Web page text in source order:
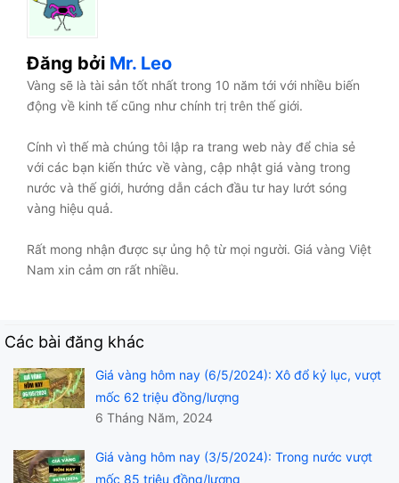
Đăng bởi Mr. Leo
Vàng sẽ là tài sản tốt nhất trong 10 năm tới với nhiều biến
động về kinh tế cũng như chính trị trên thế giới.
Cính vì thế mà chúng tôi lập ra trang web này để chia sẻ
với các bạn kiến thức về vàng, cập nhật giá vàng trong
nước và thế giới, hướng dẫn cách đầu tư hay lướt sóng
vàng hiệu quả.
Rất mong nhận được sự ủng hộ từ mọi người. Giá vàng Việt
Nam xin cảm ơn rất nhiều.
Các bài đăng khác
Giá vàng hôm nay (6/5/2024): Xô đổ kỷ lục, vượt
mốc 62 triệu đồng/lượng
6 Tháng Năm, 2024
Giá vàng hôm nay (3/5/2024): Trong nước vượt
mốc 85 triệu đồng/lượng